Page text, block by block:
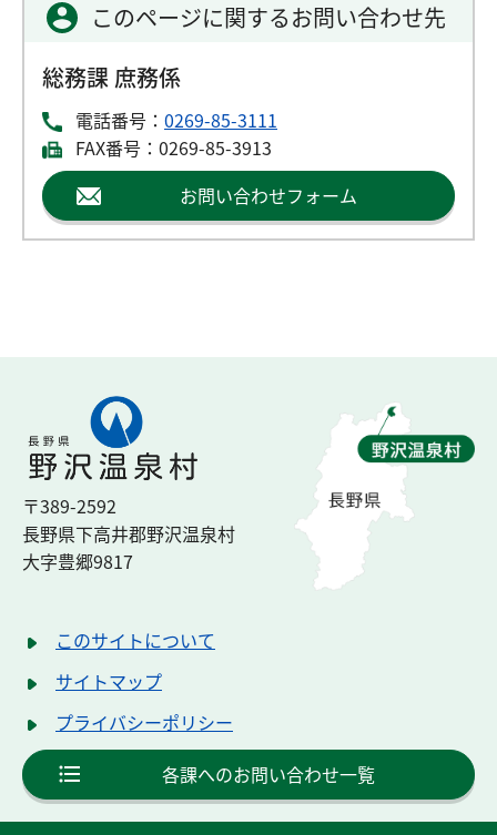
このページに関するお問い合わせ先
総務課 庶務係
電話番号： 0269-85-3111
FAX番号：0269-85-3913
お問い合わせフォーム
〒389-2592
長野県下高井郡野沢温泉村
大字豊郷9817
このサイトについて
サイトマップ
プライバシーポリシー
各課へのお問い合わせ一覧